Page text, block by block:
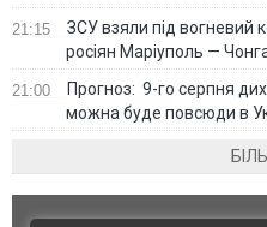
21:15
ЗСУ взяли під вогневий
росіян Маріуполь —
21:00
Прогноз: 9-го серпня
можна буде повсюди в